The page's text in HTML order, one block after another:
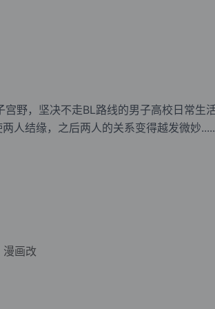
野，坚决不走BL路线的男子高校日常生
人结缘，之后两人的关系变得越发微妙
漫画改